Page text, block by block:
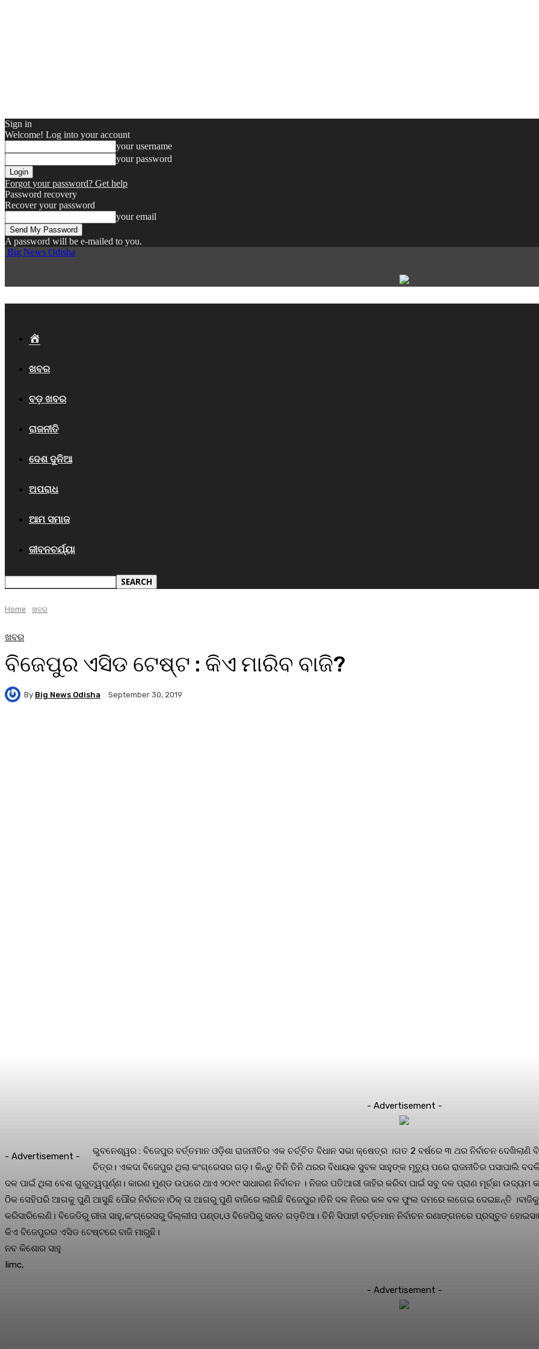
Sign in
Welcome! Log into your account
your username
your password
Forgot your password? Get help
Password recovery
Recover your password
your email
A password will be e-mailed to you.
Big News Odisha
ଖବର
ବଡ଼ ଖବର
ରାଜନୀତି
ଦେଶ ଦୁନିଆ
ଅପରାଧ
ଆମ ସମାଜ
ଜୀବନଚର୍ଯ୍ୟା
Home ଖବର
ଖବର
ବିଜେପୁର ଏସିଡ ଟେଷ୍ଟ : କିଏ ମାରିବ ବାଜି?
By Big News Odisha September 30, 2019
- Advertisement -
- Advertisement -
ଭୁବନେଶ୍ୱର : ବିଜେପୁର ବର୍ତ୍ତମାନ ଓଡ଼ିଶା ରାଜନୀତିର ଏକ ଚର୍ଚ୍ଚିତ ବିଧାନ ସଭା କ୍ଷେତ୍ର ।ଗତ 2 ବର୍ଷରେ ୩ ଥର ନିର୍ବାଚନ ଦେଖିଲାଣି
ଚିତ୍ର। ଏକଦା ବିଜେପୁର ଥିଲା କଂଗ୍ରେସର ଗଡ଼। କିନ୍ତୁ ତିନି ତିନି ଥରର ବିଧାୟକ ସୁବଳ ସାହୁଙ୍କ ମୃତ୍ୟୁ ପରେ ରାଜନୀତିର ପସାପାଲି ବଦଳି
ଦଳ ପାଇଁ ଥିଲା ବେଶ ଗୁରୁତ୍ୱପୂର୍ଣ୍ଣ। କାରଣ ମୁଣ୍ଡ ଉପରେ ଥାଏ ୨୦୧୯ ସାଧାରଣ ନିର୍ବାଚନ । ନିଜର ପତିଆରୀ ଜାହିର କରିବା ପାଇଁ ସବୁ ଦଳ ପ୍ରାଣ ମୂର୍ଚ୍ଛା
ଠିକ ସେହିପରି ଆଗକୁ ପୁଣି ଆସୁଛି ପୌର ନିର୍ବାଚନ।ଠିକ୍ ତା ଆଗରୁ ପୁଣି ବାଜିରେ ଲାଗିଛି ବିଜେପୁର।ତିନି ଦଳ ନିଜର କଳ ବଳ ଫୁଲ ଦମରେ ଲଗେଇ ଦେଇଛନ୍ତି ।ବାଜିକୁ
କରିସାରିଲେଣି। ବିଜେଡିରୁ ରୀତା ସାହୁ,କଂଗ୍ରେସରୁ ଦିଲ୍ଲୀପ ପଣ୍ଡା,ଓ ବିଜେପିରୁ ସନତ ଗଡ଼ତିଆ। ତିନି ସିପାହୀ ବର୍ତ୍ତମାନ ନିର୍ବାଚନ ରଣାଙ୍ଗନରେ ପ୍ରସ୍ତୁତ
କିଏ ବିଜେପୁରର ଏସିଡ ଟେଷ୍ଟରେ ବାଜି ମାରୁଛି।
ନବ କିଶୋର ସାହୁ
Iimc,
- Advertisement -